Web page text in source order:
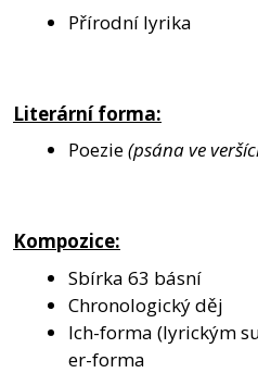
Přírodní lyrika
Literární forma:
Poezie(psána ve
Kompozice:
Sbírka 63 básní
Chronologický děj
Ich-forma (lyrickým
er-forma